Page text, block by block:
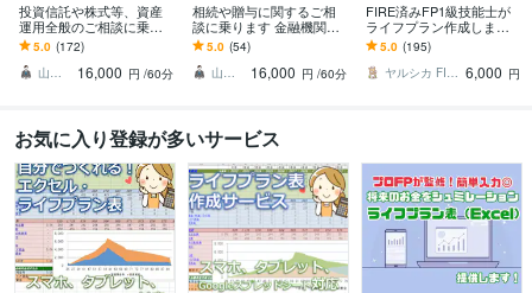
投資信託や株式等、資産
運用全般のご相談に乗り
ます ちょっと待って！そ
れ、本当に契約して大丈
夫!?
5.0 (172)
山田ゆうき ＠お金のかかりつけ医
16,000 円 /60分
相続や贈与に関するご相
談に乗ります 金融機関に
相談すると、手数料の高
いサービスを勧誘されま
す！
5.0 (54)
山田ゆうき ＠お金のかかりつけ医
16,000 円 /60分
FIRE済みFP1級技能士が
ライフプラン作成します
教育、老後資金からFIRE
までお金の不安を解消し
たい方へ
5.0 (195)
ヤルシカ FIRE済1級FP技能士 6,000 円
お気に入り登録が多いサービス